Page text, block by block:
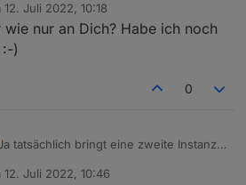
12. Juli 2022, 10:18
von
nur an Dich? Habe ich noch
)
0
tatsächlich bringt eine zweite Instanz
1" abfragt. Hättest du den Mut, wir
12. Juli 2022, 10:46
von